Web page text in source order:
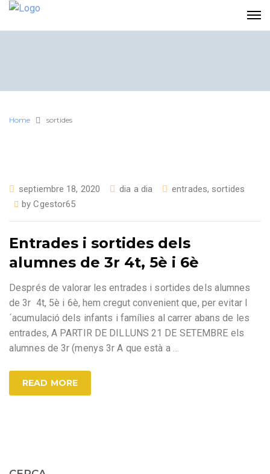
Home sortides
septiembre 18, 2020 dia a dia entrades, sortides
byCgestor65
Entrades i sortides dels
alumnes de 3r 4t, 5è i 6è
Després de valorar les entrades i sortides dels alumnes
de 3r 4t, 5è i 6è, hem cregut convenient que, per evitar l
´acumulació dels infants i famílies al carrer abans de les
entrades, A PARTIR DE DILLUNS 21 DE SETEMBRE els
alumnes de 3r (menys 3r A que està a …
READ MORE